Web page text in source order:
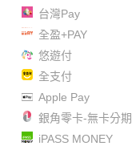
台灣Pay
全盈+PAY
悠遊付
全支付
Apple Pay
銀角零卡-無卡分期
iPASS MONEY